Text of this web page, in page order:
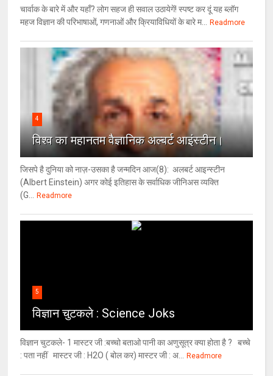
चार्वाक के बारे में और यहाँ? लोग सहज ही सवाल उठायेगें! स्पष्ट कर दूं यह ब्लॉग
महज विज्ञान की परिभाषाओं, गणनाओं और क्रियाविधियों के बारे म...
Readmore
4
विश्‍व का महानतम वैज्ञानिक अल्बर्ट आइंस्टीन।
जिसपे है दुनिया को नाज़-उसका है जन्मदिन आज(8): अलबर्ट आइन्स्टीन
(Albert Einstein) अगर कोई इतिहास के सर्वाधिक जीनिअस व्यक्ति
(G...
Readmore
5
विज्ञान चुटकले : Science Joks
विज्ञान चुटकले- 1 मास्टर जी :बच्चो बताओ पानी का अणुसूत्र क्या होता है ? बच्चे
: पता नहीं मास्टर जी : H2O ( बोल कर) मास्टर जी : अ...
Readmore